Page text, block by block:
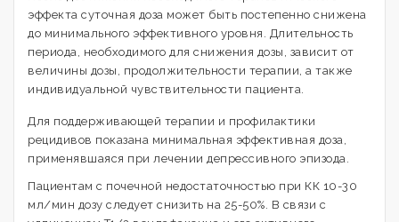
эффекта суточная доза может быть постепенно снижена
до минимального эффективного уровня. Длительность
периода, необходимого для снижения дозы, зависит от
величины дозы, продолжительности терапии, а также
индивидуальной чувствительности пациента.
Для поддерживающей терапии и профилактики
рецидивов показана минимальная эффективная доза,
применявшаяся при лечении депрессивного эпизода.
Пациентам с почечной недостаточностью при КК 10-30
мл/мин дозу следует снизить на 25-50%. В связи с